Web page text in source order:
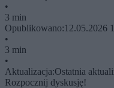
•
3 min
Opublikowano:12.05.2026
•
3 min
•
Aktualizacja:Ostatnia
Rozpocznij dyskusję!